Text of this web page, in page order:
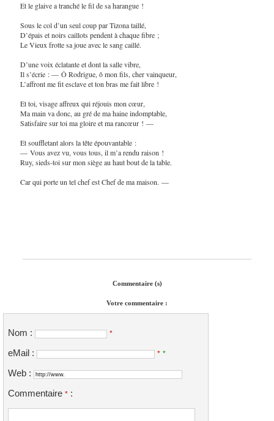
Et le glaive a tranché le fil de sa harangue !
Sous le col d’un seul coup par Tizona taillé,
D’épais et noirs caillots pendent à chaque fibre ;
Le Vieux frotte sa joue avec le sang caillé.
D’une voix éclatante et dont la salle vibre,
Il s’écrie : — Ô Rodrigue, ô mon fils, cher vainqueur,
L’affront me fit esclave et ton bras me fait libre !
Et toi, visage affreux qui réjouis mon cœur,
Ma main va donc, au gré de ma haine indomptable,
Satisfaire sur toi ma gloire et ma rancœur ! —
Et souffletant alors la tête épouvantable :
— Vous avez vu, vous tous, il m’a rendu raison !
Ruy, sieds-toi sur mon siège au haut bout de la table.
Car qui porte un tel chef est Chef de ma maison. —
Commentaire (s)
Votre commentaire :
Nom : *
eMail : * *
Web :
Commentaire * :